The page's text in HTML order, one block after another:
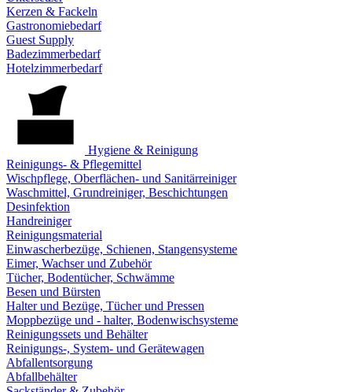
Kerzen & Fackeln
Gastronomiebedarf
Guest Supply
Badezimmerbedarf
Hotelzimmerbedarf
Hygiene & Reinigung
Reinigungs- & Pflegemittel
Wischpflege, Oberflächen- und Sanitärreiniger
Waschmittel, Grundreiniger, Beschichtungen
Desinfektion
Handreiniger
Reinigungsmaterial
Einwascherbezüge, Schienen, Stangensysteme
Eimer, Wachser und Zubehör
Tücher, Bodentücher, Schwämme
Besen und Bürsten
Halter und Bezüge, Tücher und Pressen
Moppbezüge und - halter, Bodenwischsysteme
Reinigungssets und Behälter
Reinigungs-, System- und Gerätewagen
Abfallentsorgung
Abfallbehälter